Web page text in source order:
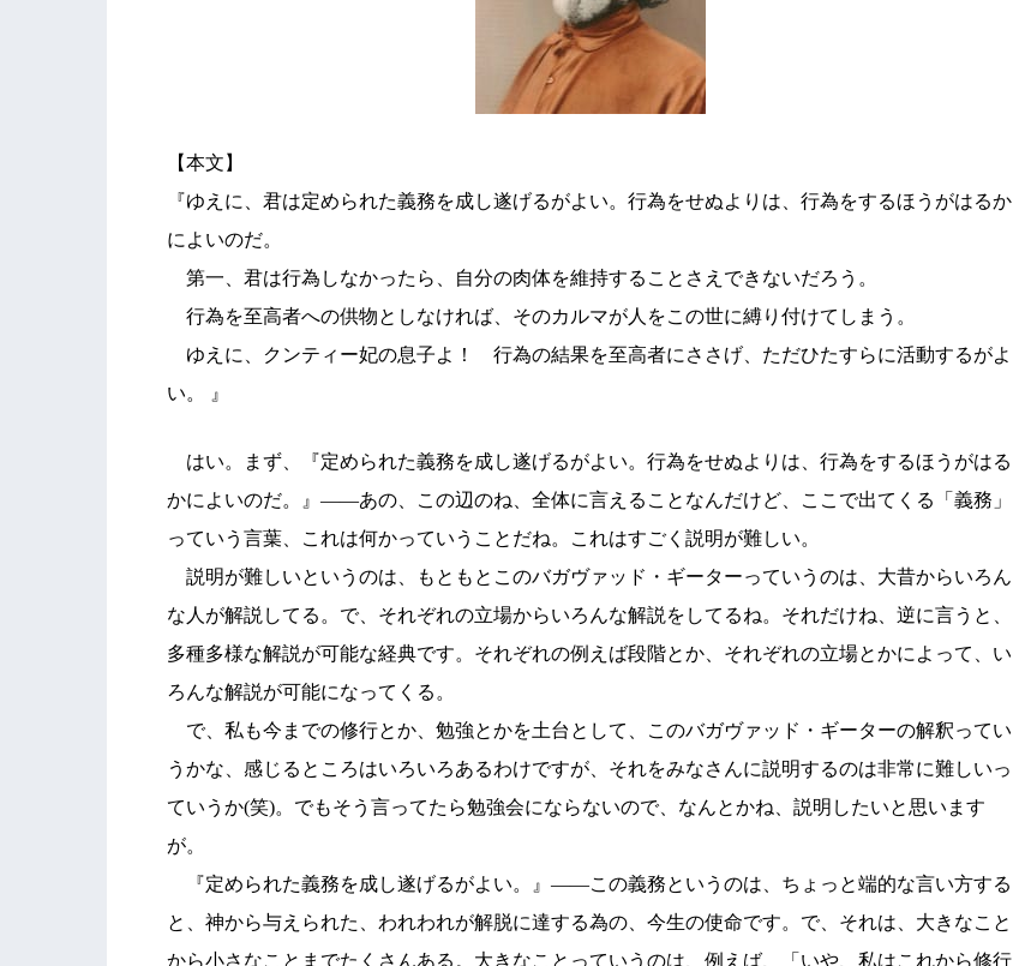
【本文】
『ゆえに、君は定められた義務を成し遂げるがよい。行為をせぬよりは、行為をするほうがはるか
によいのだ。
第一、君は行為しなかったら、自分の肉体を維持することさえできないだろう。
行為を至高者への供物としなければ、そのカルマが人をこの世に縛り付けてしまう。
ゆえに、クンティー妃の息子よ！ 行為の結果を至高者にささげ、ただひたすらに活動するがよ
い。 』
はい。まず、『定められた義務を成し遂げるがよい。行為をせぬよりは、行為をするほうがはる
かによいのだ。』――あの、この辺のね、全体に言えることなんだけど、ここで出てくる「義務」
っていう言葉、これは何かっていうことだね。これはすごく説明が難しい。
説明が難しいというのは、もともとこのバガヴァッド・ギーターっていうのは、大昔からいろん
な人が解説してる。で、それぞれの立場からいろんな解説をしてるね。それだけね、逆に言うと、
多種多様な解説が可能な経典です。それぞれの例えば段階とか、それぞれの立場とかによって、い
ろんな解説が可能になってくる。
で、私も今までの修行とか、勉強とかを土台として、このバガヴァッド・ギーターの解釈ってい
うかな、感じるところはいろいろあるわけですが、それをみなさんに説明するのは非常に難しいっ
ていうか(笑)。でもそう言ってたら勉強会にならないので、なんとかね、説明したいと思います
が。
『定められた義務を成し遂げるがよい。』――この義務というのは、ちょっと端的な言い方する
と、神から与えられた、われわれが解脱に達する為の、今生の使命です。で、それは、大きなこと
から小さなことまでたくさんある。大きなことっていうのは、例えば、「いや、私はこれから修行